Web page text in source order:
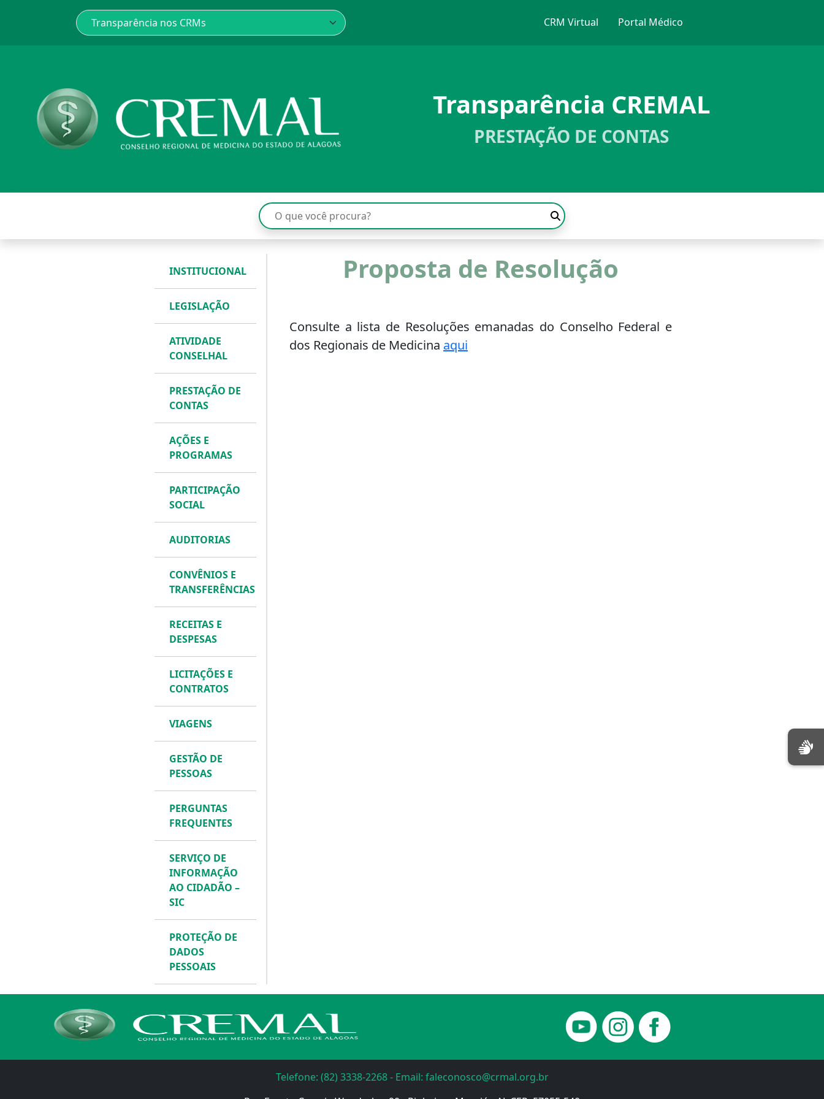
CRM Virtual Portal Médico
Transparência CREMAL
PRESTAÇÃO DE CONTAS
INSTITUCIONAL
LEGISLAÇÃO
ATIVIDADE
CONSELHAL
PRESTAÇÃO DE
CONTAS
AÇÕES E
PROGRAMAS
PARTICIPAÇÃO
SOCIAL
AUDITORIAS
CONVÊNIOS E
TRANSFERÊNCIAS
RECEITAS E
DESPESAS
LICITAÇÕES E
CONTRATOS
VIAGENS
GESTÃO DE
PESSOAS
PERGUNTAS
FREQUENTES
SERVIÇO DE
INFORMAÇÃO
AO CIDADÃO –
SIC
PROTEÇÃO DE
DADOS
PESSOAIS
Proposta de Resolução
Consulte a lista de Resoluções emanadas do Conselho Federal e
dos Regionais de Medicina aqui
Telefone: (82) 3338-2268 - Email: faleconosco@crmal.org.br